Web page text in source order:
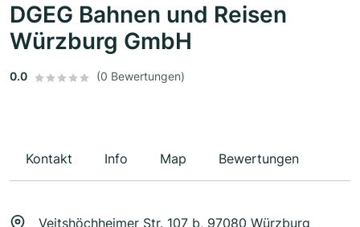
DGEG Bahnen und Reisen
Würzburg GmbH
0.0 (0 Bewertungen)
Kontakt Info Map Bewertungen
Veitshöchheimer Str. 107 b, 97080 Würzburg